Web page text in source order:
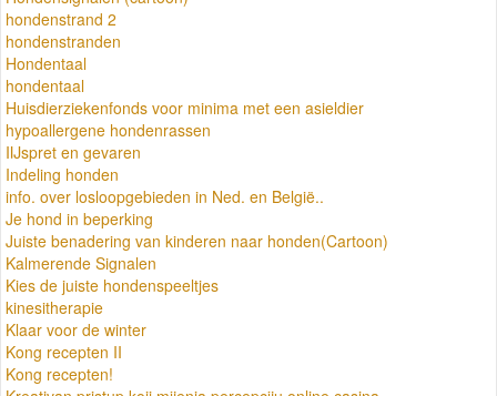
hondenstrand 2
hondenstranden
Hondentaal
hondentaal
Huisdierziekenfonds voor minima met een asieldier
hypoallergene hondenrassen
IIJspret en gevaren
Indeling honden
info. over losloopgebieden in Ned. en België..
Je hond in beperking
Juiste benadering van kinderen naar honden(Cartoon)
Kalmerende Signalen
Kies de juiste hondenspeeltjes
kinesitherapie
Klaar voor de winter
Kong recepten II
Kong recepten!